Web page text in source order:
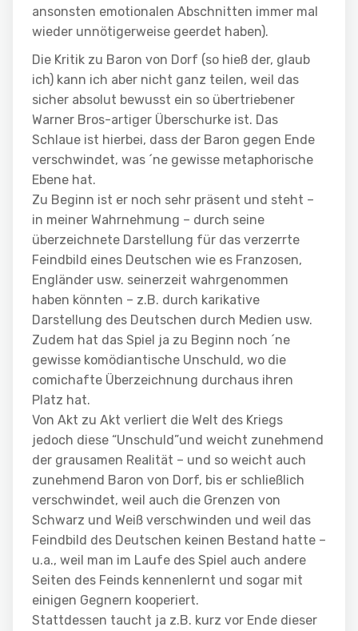
ansonsten emotionalen Abschnitten immer mal
wieder unnötigerweise geerdet haben).
Die Kritik zu Baron von Dorf (so hieß der, glaub
ich) kann ich aber nicht ganz teilen, weil das
sicher absolut bewusst ein so übertriebener
Warner Bros-artiger Überschurke ist. Das
Schlaue ist hierbei, dass der Baron gegen Ende
verschwindet, was ´ne gewisse metaphorische
Ebene hat.
Zu Beginn ist er noch sehr präsent und steht –
in meiner Wahrnehmung – durch seine
überzeichnete Darstellung für das verzerrte
Feindbild eines Deutschen wie es Franzosen,
Engländer usw. seinerzeit wahrgenommen
haben könnten – z.B. durch karikative
Darstellung des Deutschen durch Medien usw.
Zudem hat das Spiel ja zu Beginn noch ´ne
gewisse komödiantische Unschuld, wo die
comichafte Überzeichnung durchaus ihren
Platz hat.
Von Akt zu Akt verliert die Welt des Kriegs
jedoch diese “Unschuld”und weicht zunehmend
der grausamen Realität – und so weicht auch
zunehmend Baron von Dorf, bis er schließlich
verschwindet, weil auch die Grenzen von
Schwarz und Weiß verschwinden und weil das
Feindbild des Deutschen keinen Bestand hatte –
u.a., weil man im Laufe des Spiel auch andere
Seiten des Feinds kennenlernt und sogar mit
einigen Gegnern kooperiert.
Stattdessen taucht ja z.B. kurz vor Ende dieser